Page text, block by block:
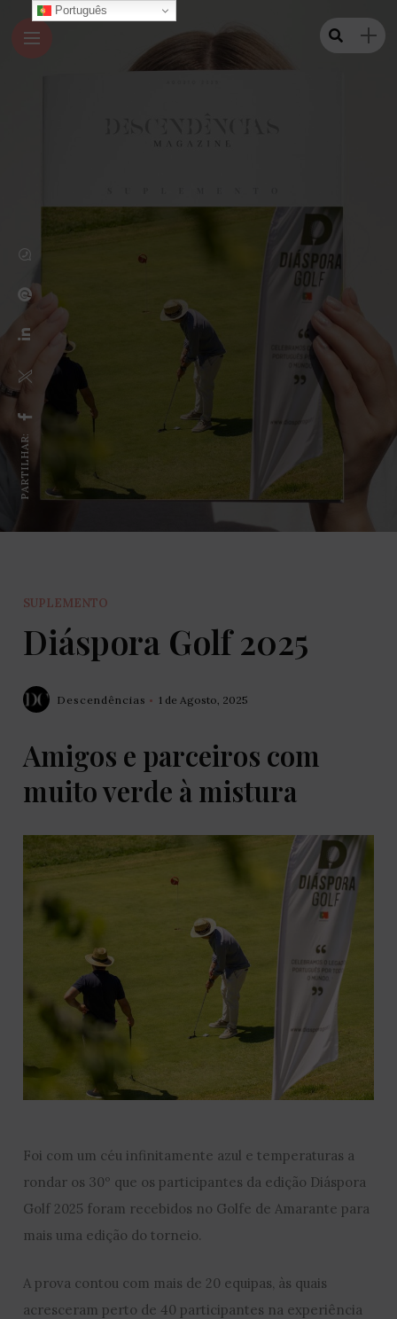
PARTILHAR:
SUPLEMENTO
Diáspora Golf 2025
Descendências 1 de Agosto, 2025
Amigos e parceiros com
muito verde à mistura
Foi com um céu infinitamente azul e temperaturas a
rondar os 30º que os participantes da edição Diáspora
Golf 2025 foram recebidos no Golfe de Amarante para
mais uma edição do torneio.
A prova contou com mais de 20 equipas, às quais
acresceram perto de 40 participantes na experiência
Português